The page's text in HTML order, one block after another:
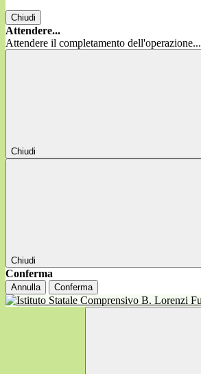
Chiudi
Attendere...
Attendere il completamento dell'operazione...
Chiudi
Chiudi
Conferma
Annulla Conferma